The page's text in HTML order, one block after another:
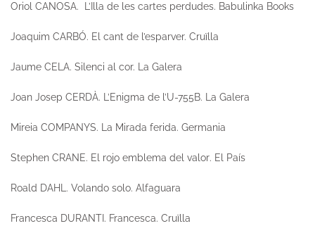
Oriol CANOSA. L’Illa de les cartes perdudes. Babulinka Books
Joaquim CARBÓ. El cant de l’esparver. Cruïlla
Jaume CELA. Silenci al cor. La Galera
Joan Josep CERDÀ. L’Enigma de l’U-755B. La Galera
Mireia COMPANYS. La Mirada ferida. Germania
Stephen CRANE. El rojo emblema del valor. El País
Roald DAHL. Volando solo. Alfaguara
Francesca DURANTI. Francesca. Cruïlla